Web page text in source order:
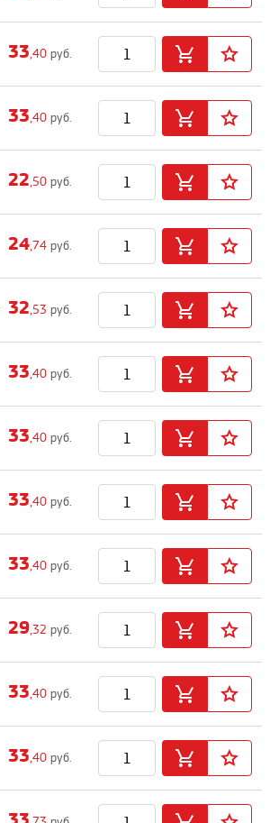
33,40 руб.
33,40 руб.
22,50 руб.
24,74 руб.
32,53 руб.
33,40 руб.
33,40 руб.
33,40 руб.
33,40 руб.
29,32 руб.
33,40 руб.
33,40 руб.